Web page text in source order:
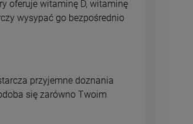
oferuje witaminę D, witaminę
wysypać go bezpośrednio
przyjemne doznania
się zarówno Twoim